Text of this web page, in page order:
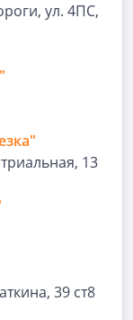
ул. 4ПС,
13
39 ст8